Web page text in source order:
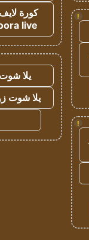
!
!
كورة
live
يلا شوت
يلا شوت